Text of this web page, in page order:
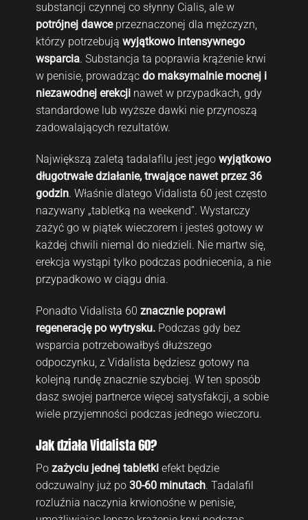
substancji czynnej co słynny Cialis, ale w
potrójnej dawceprzeznaczonej dla mężczyzn,
którzy potrzebują wyjątkowo intensywnego
wsparcia. Substancja ta poprawia krążenie krwi
w penisie, prowadząc do maksymalnie mocnej i
niezawodnej erekcjinawet w przypadkach, gdy
standardowe lub wyższe dawki nie przynoszą
zadowalających rezultatów.
Największą zaletą tadalafilu jest jego wyjątkowo
długotrwałe działanie, trwające nawet przez 36
godzin. Właśnie dlatego Vidalista 60 jest często
nazywany „tabletką na weekend”. Wystarczy
zażyć go w piątek wieczorem i jesteś gotowy w
każdej chwili niemal do niedzieli. Nie martw się,
erekcja wystąpi tylko podczas podniecenia, a nie
przypadkowo w ciągu dnia.
Ponadto Vidalista 60 znacznie poprawi
regenerację po wytrysku.Podczas gdy bez
wsparcia potrzebowałbyś dłuższego
odpoczynku, z Vidalista będziesz gotowy na
kolejną rundę znacznie szybciej. W ten sposób
dasz swojej partnerce więcej satysfakcji, a sobie
wiele przyjemności podczas jednego wieczoru.
Jak działa Vidalista 60?
Po zażyciu jednej tabletkiefekt będzie
odczuwalny już po 30-60 minutach. Tadalafil
rozluźnia naczynia krwionośne w penisie,